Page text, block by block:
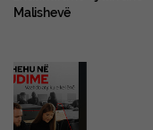
Malishevë